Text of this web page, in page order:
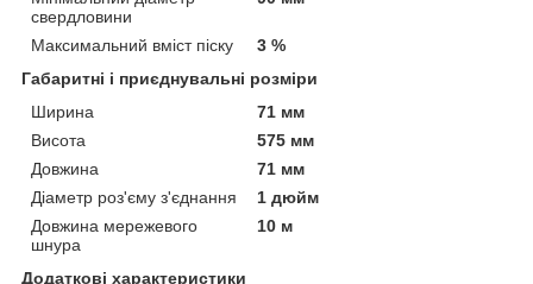
свердловини
Максимальний вміст піску
3 %
Габаритні і приєднувальні розміри
Ширина
71 мм
Висота
575 мм
Довжина
71 мм
Діаметр роз'єму з'єднання
1 дюйм
Довжина мережевого
шнура
10 м
Додаткові характеристики